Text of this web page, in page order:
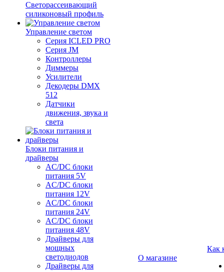
Светорассеивающий
силиконовый профиль
Управление светом
Серия ICLED PRO
Серия JM
Контроллеры
Диммеры
Усилители
Декодеры DMX
512
Датчики
движения, звука и
света
Блоки питания и
драйверы
AC/DC блоки
питания 5V
AC/DC блоки
питания 12V
AC/DC блоки
питания 24V
AC/DC блоки
питания 48V
Драйверы для
мощных
светодиодов
Драйверы для
О магазине
Как